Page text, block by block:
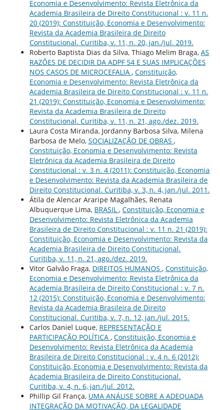
Economia e Desenvolvimento: Revista Eletrônica da
Academia Brasileira de Direito Constitucional : v. 11 n.
20 (2019): Constituição, Economia e Desenvolvimento:
Revista da Academia Brasileira de Direito
Constitucional. Curitiba, v. 11, n. 20, jan./jul. 2019.
Roberto Baptista Dias da Silva, Thiago Melim Braga, AS
RAZÕES DE DECIDIR DA ADPF 54 E SUAS IMPLICAÇÕES
NOS CASOS DE MICROCEFALIA , Constituição,
Economia e Desenvolvimento: Revista Eletrônica da
Academia Brasileira de Direito Constitucional : v. 11 n.
21 (2019): Constituição, Economia e Desenvolvimento:
Revista da Academia Brasileira de Direito
Constitucional. Curitiba, v. 11, n. 21, ago./dez. 2019.
Laura Costa Miranda, Jordanny Barbosa Silva, Milena
Barbosa de Melo, SOCIALIZAÇÃO DE OBRAS ,
Constituição, Economia e Desenvolvimento: Revista
Eletrônica da Academia Brasileira de Direito
Constitucional : v. 3 n. 4 (2011): Constituição, Economia
e Desenvolvimento: Revista da Academia Brasileira de
Direito Constitucional. Curitiba, v. 3, n. 4, jan./jul. 2011.
Átila de Alencar Araripe Magalhães, Renata
Albuquerque Lima, BRASIL , Constituição, Economia e
Desenvolvimento: Revista Eletrônica da Academia
Brasileira de Direito Constitucional : v. 11 n. 21 (2019):
Constituição, Economia e Desenvolvimento: Revista da
Academia Brasileira de Direito Constitucional.
Curitiba, v. 11, n. 21, ago./dez. 2019.
Vitor Galvão Fraga, DIREITOS HUMANOS , Constituição,
Economia e Desenvolvimento: Revista Eletrônica da
Academia Brasileira de Direito Constitucional : v. 7 n.
12 (2015): Constituição, Economia e Desenvolvimento:
Revista da Academia Brasileira de Direito
Constitucional. Curitiba, v. 7, n. 12, jan./jul. 2015.
Carlos Daniel Luque, REPRESENTAÇÃO E
PARTICIPAÇÃO POLÍTICA , Constituição, Economia e
Desenvolvimento: Revista Eletrônica da Academia
Brasileira de Direito Constitucional : v. 4 n. 6 (2012):
Constituição, Economia e Desenvolvimento: Revista da
Academia Brasileira de Direito Constitucional.
Curitiba, v. 4, n. 6, jan./jul. 2012.
Phillip Gil França, UMA ANÁLISE SOBRE A ADEQUADA
INTEGRAÇÃO DA MOTIVAÇÃO, DA LEGALIDADE